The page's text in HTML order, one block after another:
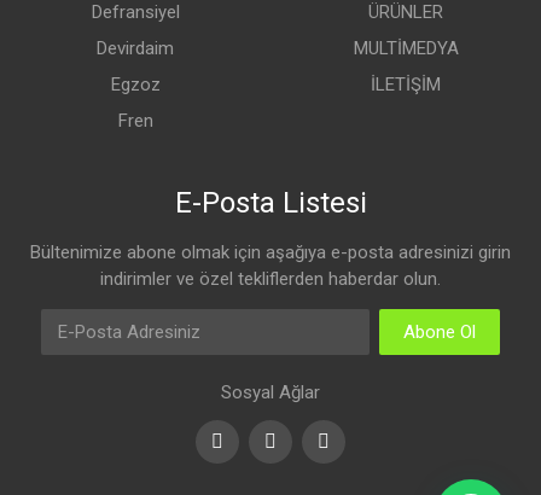
Defransiyel
Devirdaim
Egzoz
Fren
ÜRÜNLER
MULTİMEDYA
İLETİŞİM
E-Posta Listesi
Bültenimize abone olmak için aşağıya e-posta adresinizi girin
indirimler ve özel tekliflerden haberdar olun.
Abone Ol
Sosyal Ağlar
FacebookYoutubeInstagram